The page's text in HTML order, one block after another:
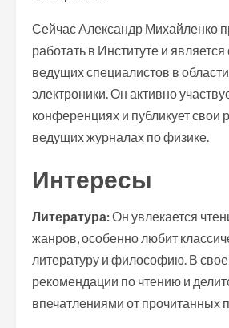
Сейчас Александр Михайленко
работать в Институте и
ведущих специалистов в
электроники. Он активно
конференциях и публикует свои
ведущих журналах по физике.
Интересы
Литература:Он увлекается
жанров, особенно любит
литературу и философию. В
рекомендации по чтению и
впечатлениями от прочитанных